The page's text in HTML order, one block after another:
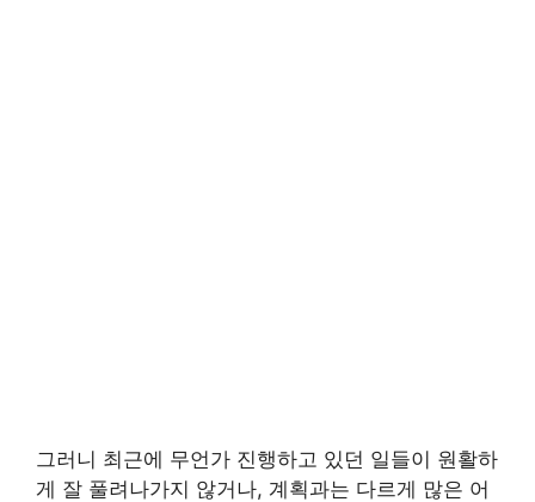
그러니 최근에 무언가 진행하고 있던 일들이 원활하
게 잘 풀려나가지 않거나, 계획과는 다르게 많은 어